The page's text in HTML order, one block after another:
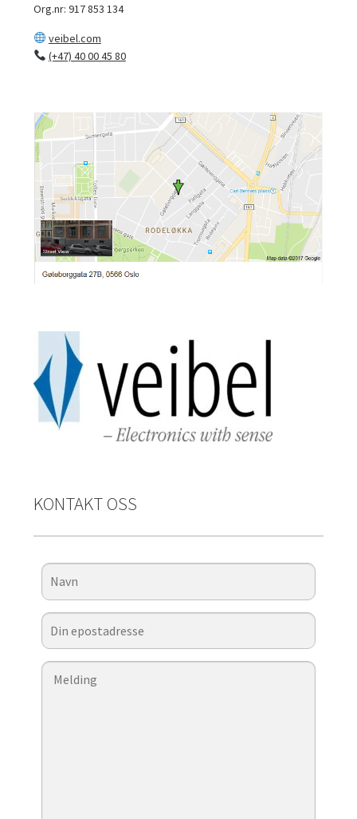
Org.nr: 917 853 134
veibel.com
(+47) 40 00 45 80
KONTAKT OSS